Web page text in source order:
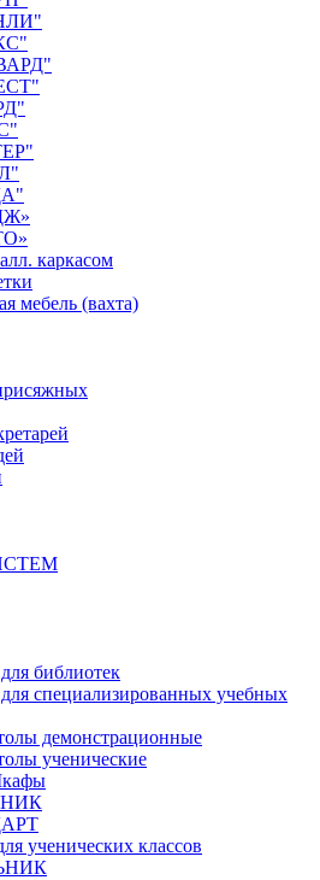
каркасом
мебель (вахта)
библиотек
специализированных учебных
демонстрационные
ученические
ученических классов